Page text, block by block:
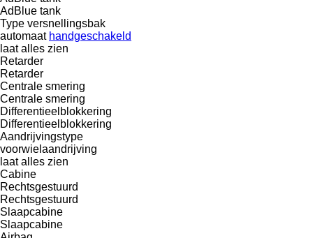
AdBlue tank
Type versnellingsbak
automaat handgeschakeld
laat alles zien
Retarder
Retarder
Centrale smering
Centrale smering
Differentieelblokkering
Differentieelblokkering
Aandrijvingstype
voorwielaandrijving
laat alles zien
Cabine
Rechtsgestuurd
Rechtsgestuurd
Slaapcabine
Slaapcabine